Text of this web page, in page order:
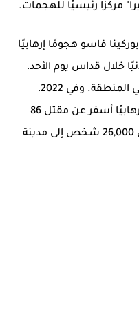
مركزًا رئيسيًا للهجمات.
فاسو هجومًا إرهابيًا
2024 أدى إلى مقتل 15 مدنيًا خلال قداس يوم الأحد،
مما يعكس خطورة الوضع الأمني في المنطقة. وفي 2022،
شهدت منطقة "سيتينغا" هجومًا إرهابيًا أسفر عن مقتل 86
شخصًا، مما دفع إلى ترحيل أكثر من 26,000 شخص إلى مدينة